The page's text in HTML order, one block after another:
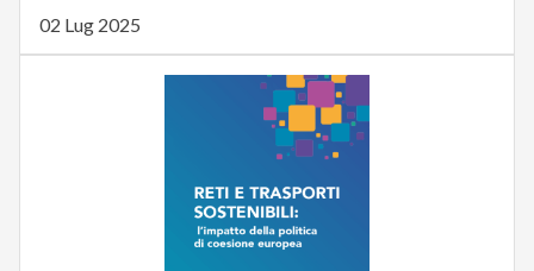
02 Lug 2025